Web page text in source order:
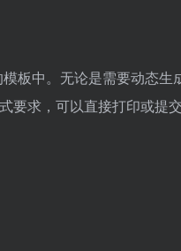
板中。无论是需要动态生
要求，可以直接打印或提